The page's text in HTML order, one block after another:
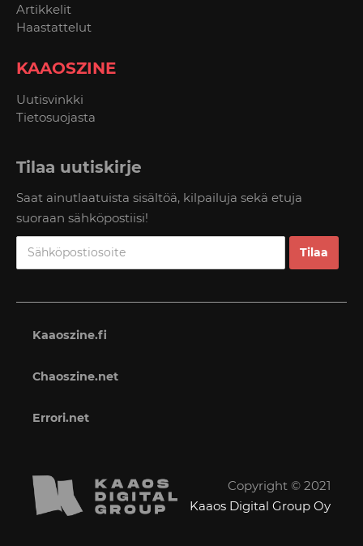
Artikkelit
Haastattelut
KAAOSZINE
Uutisvinkki
Tietosuojasta
Tilaa uutiskirje
Saat ainutlaatuista sisältöä, kilpailuja sekä etuja
suoraan sähköpostiisi!
Kaaoszine.fi
Chaoszine.net
Errori.net
Copyright © 2021
Kaaos Digital Group Oy